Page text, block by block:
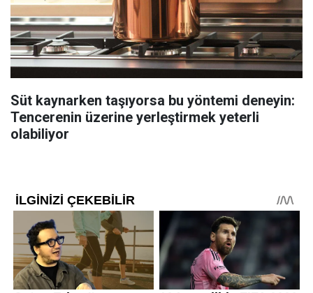
Süt kaynarken taşıyorsa bu yöntemi deneyin:
Tencerenin üzerine yerleştirmek yeterli
olabiliyor